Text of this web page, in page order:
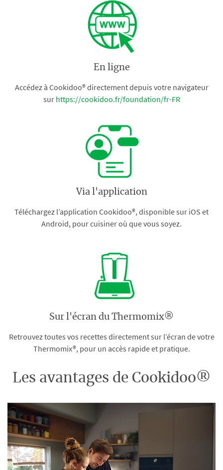
En ligne
Accédez à Cookidoo® directement depuis votre navigateur
sur https://cookidoo.fr/foundation/fr-FR
Via l'application
Téléchargez l’application Cookidoo®, disponible sur iOS et
Android, pour cuisiner où que vous soyez.
Sur l'écran du Thermomix®
Retrouvez toutes vos recettes directement sur l’écran de votre
Thermomix®, pour un accès rapide et pratique.
Les avantages de Cookidoo®